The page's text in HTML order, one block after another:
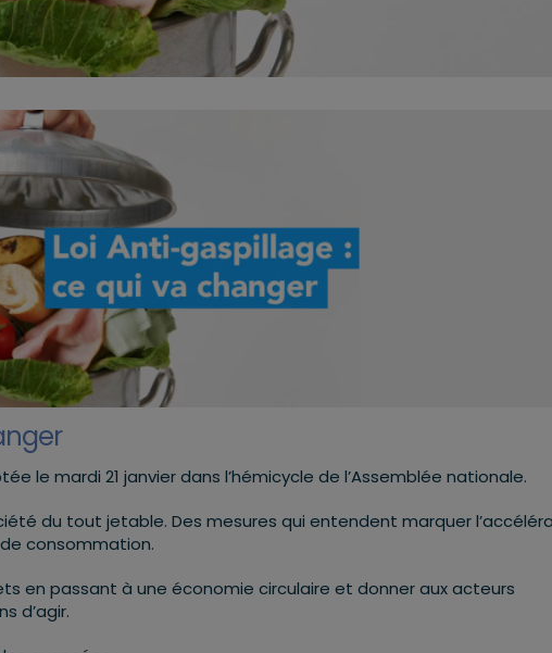
le mardi 21 janvier dans l’hémicycle de l’Assemblée nationale.
du tout jetable. Des mesures qui entendent marquer
consommation.
en passant à une économie circulaire et donner aux acteurs
d’agir.